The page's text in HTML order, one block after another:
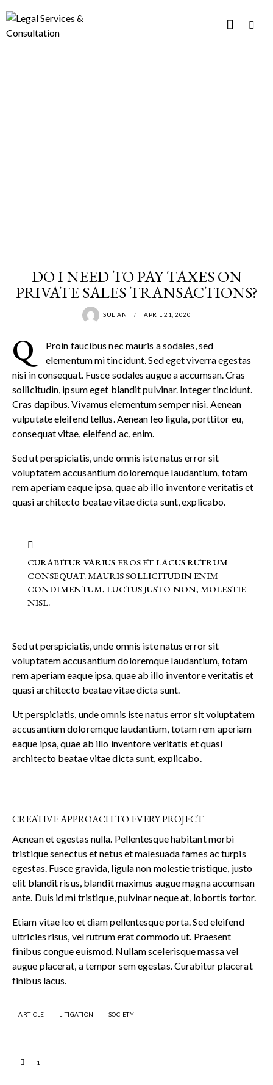
DO I NEED TO PAY TAXES ON
PRIVATE SALES TRANSACTIONS?
SULTAN APRIL 21, 2020
Q
Proin faucibus nec mauris a sodales, sed
elementum mi tincidunt. Sed eget viverra egestas
nisi in consequat. Fusce sodales augue a accumsan. Cras
sollicitudin, ipsum eget blandit pulvinar. Integer tincidunt.
Cras dapibus. Vivamus elementum semper nisi. Aenean
vulputate eleifend tellus. Aenean leo ligula, porttitor eu,
consequat vitae, eleifend ac, enim.
Sed ut perspiciatis, unde omnis iste natus error sit
voluptatem accusantium doloremque laudantium, totam
rem aperiam eaque ipsa, quae ab illo inventore veritatis et
quasi architecto beatae vitae dicta sunt, explicabo.
CURABITUR VARIUS EROS ET LACUS RUTRUM
CONSEQUAT. MAURIS SOLLICITUDIN ENIM
CONDIMENTUM, LUCTUS JUSTO NON, MOLESTIE
NISL.
Sed ut perspiciatis, unde omnis iste natus error sit
voluptatem accusantium doloremque laudantium, totam
rem aperiam eaque ipsa, quae ab illo inventore veritatis et
quasi architecto beatae vitae dicta sunt.
Ut perspiciatis, unde omnis iste natus error sit voluptatem
accusantium doloremque laudantium, totam rem aperiam
eaque ipsa, quae ab illo inventore veritatis et quasi
architecto beatae vitae dicta sunt, explicabo.
CREATIVE APPROACH TO EVERY PROJECT
Aenean et egestas nulla. Pellentesque habitant morbi
tristique senectus et netus et malesuada fames ac turpis
egestas. Fusce gravida, ligula non molestie tristique, justo
elit blandit risus, blandit maximus augue magna accumsan
ante. Duis id mi tristique, pulvinar neque at, lobortis tortor.
Etiam vitae leo et diam pellentesque porta. Sed eleifend
ultricies risus, vel rutrum erat commodo ut. Praesent
finibus congue euismod. Nullam scelerisque massa vel
augue placerat, a tempor sem egestas. Curabitur placerat
finibus lacus.
ARTICLE LITIGATION SOCIETY
1